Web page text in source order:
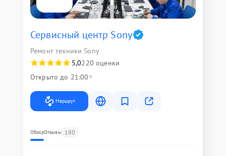
Сервисный центр Sony
Ремонт техники Sony
5,0220 оценки
Открыто до 21:00
Маршрут
ОбзорОтзывы 180